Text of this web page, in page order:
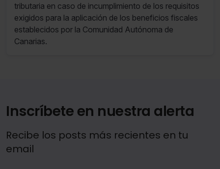
tributaria en caso de incumplimiento de los requisitos
exigidos para la aplicación de los beneficios fiscales
establecidos por la Comunidad Autónoma de
Canarias.
Inscríbete en nuestra alerta
Recibe los posts más recientes en tu
email